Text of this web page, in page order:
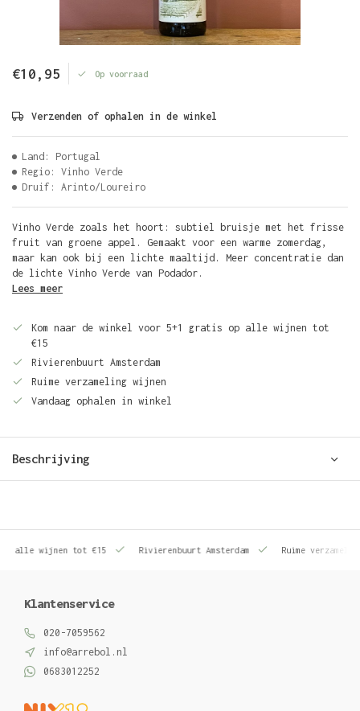
€10,95 Op voorraad
Verzenden of ophalen in de winkel
Land: Portugal
Regio: Vinho Verde
Druif: Arinto/Loureiro
Vinho Verde zoals het hoort: subtiel bruisje met het frisse
fruit van groene appel. Gemaakt voor een warme zomerdag,
maar kan ook bij een lichte maaltijd. Meer concentratie dan
de lichte Vinho Verde van Podador.
Lees meer
Kom naar de winkel voor 5+1 gratis op alle wijnen tot
€15
Rivierenbuurt Amsterdam
Ruime verzameling wijnen
Vandaag ophalen in winkel
Beschrijving
wijnen tot €15 Rivierenbuurt Amsterdam Ruime verzameling
Klantenservice
020-7059562
info@arrebol.nl
0683012252